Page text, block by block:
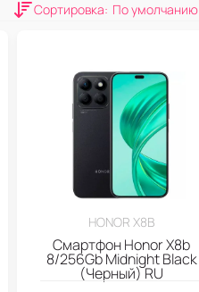
Сортировка: По умолчанию
HONOR X8B
Смартфон Honor X8b
8/256Gb Midnight Black
(Черный) RU